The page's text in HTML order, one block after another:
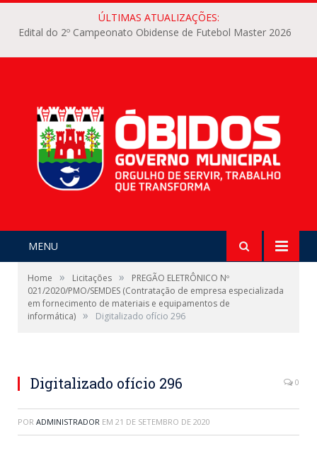
ÚLTIMAS ATUALIZAÇÕES:
Edital do 2º Campeonato Obidense de Futebol Master 2026
MENU
Home » Licitações »
PREGÃO ELETRÔNICO Nº
021/2020/PMO/SEMDES (Contratação de empresa especializada
em fornecimento de materiais e equipamentos de
informática) » Digitalizado ofício 296
Digitalizado ofício 296 0
POR ADMINISTRADOR EM 21 DE SETEMBRO DE 2020